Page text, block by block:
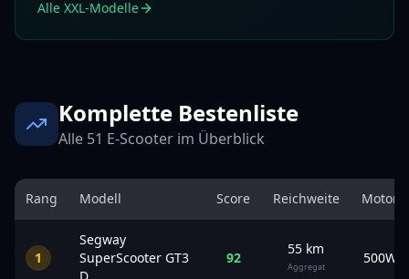
Alle XXL-Modelle
Komplette Bestenliste
Alle 51 E-Scooter im Überblick
Rang Modell Score Reichweite Motor
1
Segway
SuperScooter GT3
92
55 km
Aggregat
500W